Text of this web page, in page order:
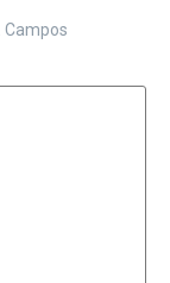
Campos